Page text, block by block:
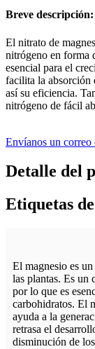
Breve descripción:
El nitrato de
nitrógeno en forma
esencial para el
facilita la absorción
así su eficiencia.
nitrógeno de fácil
Envíanos un correo
Detalle del
Etiquetas
El magnesio es
las plantas. Es un
por lo que es
carbohidratos. El
ayuda a la
retrasa el
disminución de